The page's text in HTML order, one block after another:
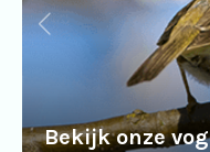
Bekijk onze